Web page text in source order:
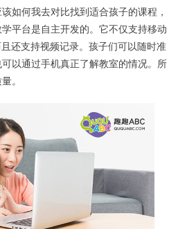
如何我去对比找到适合孩子的课程，
平台是自主开发的。它不仅支持移动
还支持视频记录。孩子们可以随时准
以通过手机真正了解教室的情况。所
。